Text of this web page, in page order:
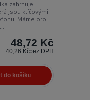
zahrnuje
jsou klíčovými
Máme pro
48,72 Kč
40,26 Kčbez DPH
do košíku